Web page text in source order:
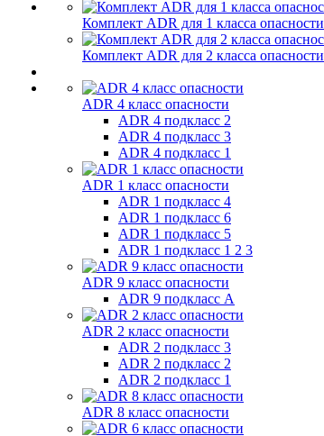
Комплект ADR для 1 класса опасности
Комплект ADR для 2 класса опасности
ADR 4 класс опасности
ADR 4 подкласс 2
ADR 4 подкласс 3
ADR 4 подкласс 1
ADR 1 класс опасности
ADR 1 подкласс 4
ADR 1 подкласс 6
ADR 1 подкласс 5
ADR 1 подкласс 1 2 3
ADR 9 класс опасности
ADR 9 подкласс A
ADR 2 класс опасности
ADR 2 подкласс 3
ADR 2 подкласс 2
ADR 2 подкласс 1
ADR 8 класс опасности